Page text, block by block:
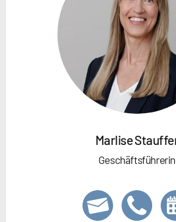
Marlise
Geschäftsführerin